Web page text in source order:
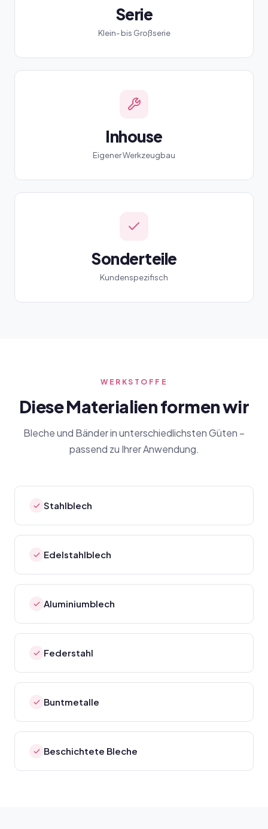
Serie
Klein- bis Großserie
Inhouse
Eigener Werkzeugbau
Sonderteile
Kundenspezifisch
WERKSTOFFE
Diese Materialien formen wir
Bleche und Bänder in unterschiedlichsten Güten –
passend zu Ihrer Anwendung.
Stahlblech
Edelstahlblech
Aluminiumblech
Federstahl
Buntmetalle
Beschichtete Bleche